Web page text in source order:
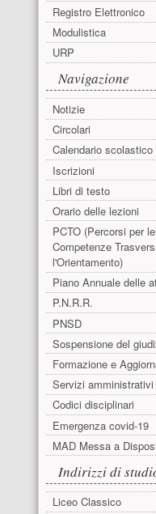
Registro Elettronico
Modulistica
URP
Navigazione
Notizie
Circolari
Calendario scolastico
Iscrizioni
Libri di testo
Orario delle lezioni
PCTO (Percorsi per le
Competenze
l'Orientamento)
Piano Annuale delle
P.N.R.R.
PNSD
Sospensione del
Formazione e
Servizi amministrativi
Codici disciplinari
Emergenza covid-19
MAD Messa a
Indirizzi di
Liceo Classico